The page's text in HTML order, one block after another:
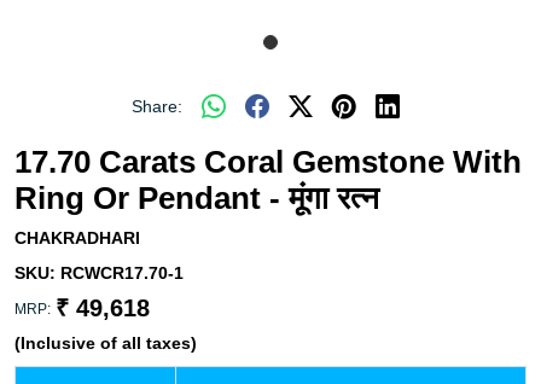
Share:
17.70 Carats Coral Gemstone With
Ring Or Pendant - मूंगा रत्न
CHAKRADHARI
SKU: RCWCR17.70-1
MRP: ₹ 49,618
(Inclusive of all taxes)